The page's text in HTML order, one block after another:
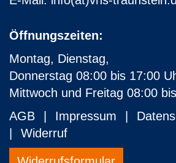
Öffnungszeiten:
Montag, Dienstag,
Donnerstag 08:00 bis 17:00
Mittwoch und Freitag 08:00
AGB
Impressum
Widerruf